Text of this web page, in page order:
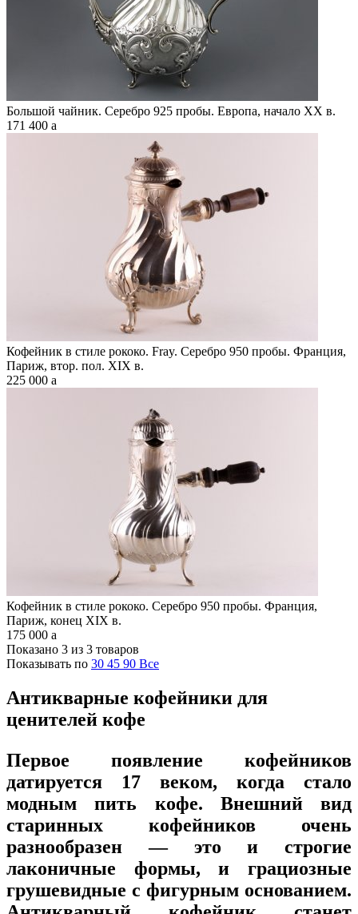
Большой чайник. Серебро 925 пробы. Европа, начало XX в.
171 400 a
Кофейник в стиле рококо. Fray. Серебро 950 пробы. Франция,
Париж, втор. пол. XIX в.
225 000 a
Кофейник в стиле рококо. Серебро 950 пробы. Франция,
Париж, конец XIX в.
175 000 a
Показано 3 из 3 товаров
Показывать по 30 45 90 Все
Антикварные кофейники для
ценителей кофе
Первое появление кофейников
датируется 17 веком, когда стало
модным пить кофе. Внешний вид
старинных кофейников очень
разнообразен — это и строгие
лаконичные формы, и грациозные
грушевидные с фигурным основанием.